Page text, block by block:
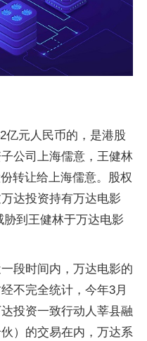
亿元人民币的，是港股
公司上海儒意，王健林
转让给上海儒意。股权
达投资持有万达电影
到王健林于万达电影
段时间内，万达电影的
不完全统计，今年3月
投资一致行动人莘县融
）的交易在内，万达系